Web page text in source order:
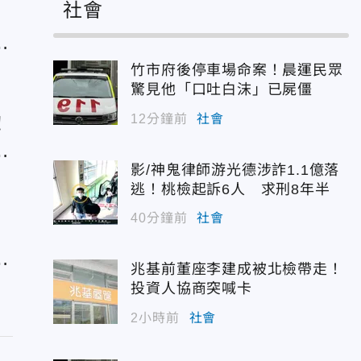
社會
竹市府後停車場命案！晨運民眾
驚見他「口吐白沫」已屍僵
12分鐘前 社會
影/神鬼律師游光德涉詐1.1億落
逃！桃檢起訴6人 求刑8年半
40分鐘前 社會
兆基前董座李建成被北檢帶走！
投資人協商突喊卡
2小時前 社會